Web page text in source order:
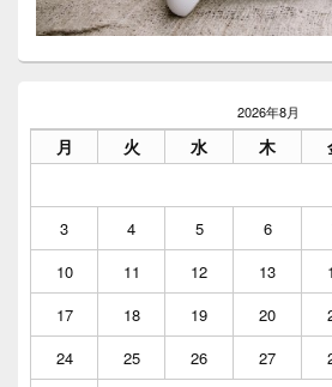
ン
2026年8月
月 火 水 木
3
4 5 6
10
11 12 13
17
18 19 20
24
25 26 27